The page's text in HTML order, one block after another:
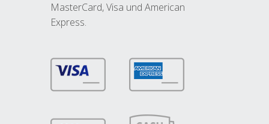
MasterCard, Visa und American
Express.